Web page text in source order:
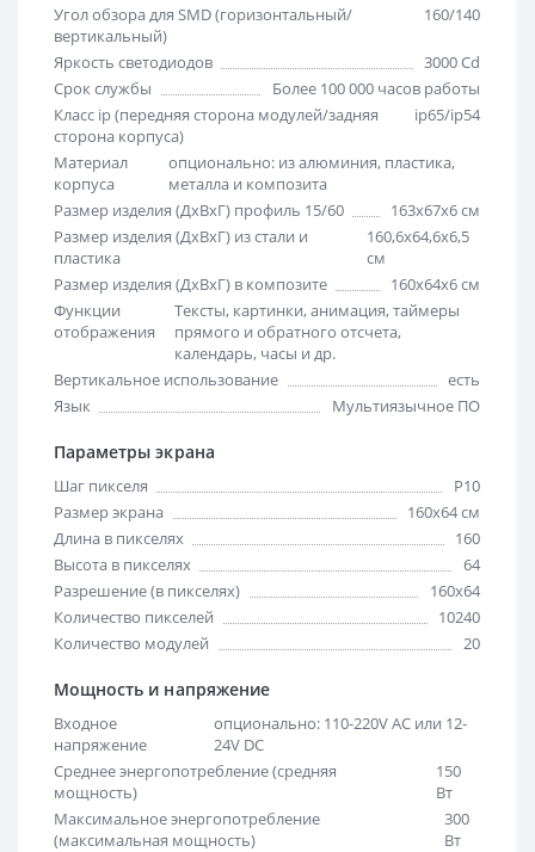
Угол обзора для SMD (горизонтальный/
вертикальный)
160/140
Яркость светодиодов
3000 Cd
Срок службы
Более 100 000 часов работы
Класс ip (передняя сторона модулей/задняя
сторона корпуса)
ip65/ip54
Материал
корпуса
опционально: из алюминия, пластика,
металла и композита
Размер изделия (ДхВхГ) профиль 15/60
163х67х6 см
Размер изделия (ДхВхГ) из стали и
пластика
160,6х64,6х6,5
см
Размер изделия (ДхВхГ) в композите
160х64х6 см
Функции
отображения
Тексты, картинки, анимация, таймеры
прямого и обратного отсчета,
календарь, часы и др.
Вертикальное использование
есть
Язык
Мультиязычное ПО
Параметры экрана
Шаг пикселя
Р10
Размер экрана
160х64 см
Длина в пикселях
160
Высота в пикселях
64
Разрешение (в пикселях)
160x64
Количество пикселей
10240
Количество модулей
20
Мощность и напряжение
Входное
напряжение
опционально: 110-220V AC или 12-
24V DC
Среднее энергопотребление (средняя
мощность)
150
Вт
Максимальное энергопотребление
(максимальная мощность)
300
Вт